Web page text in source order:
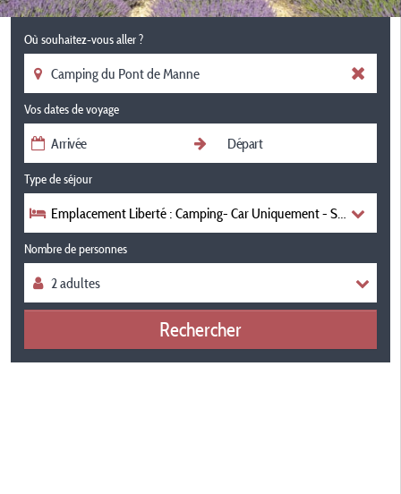
Où souhaitez-vous aller ?
Vos dates de voyage
Type de séjour
Emplacement Liberté : Camping- Car Uniquement - Sans
Nombre de personnes
Rechercher